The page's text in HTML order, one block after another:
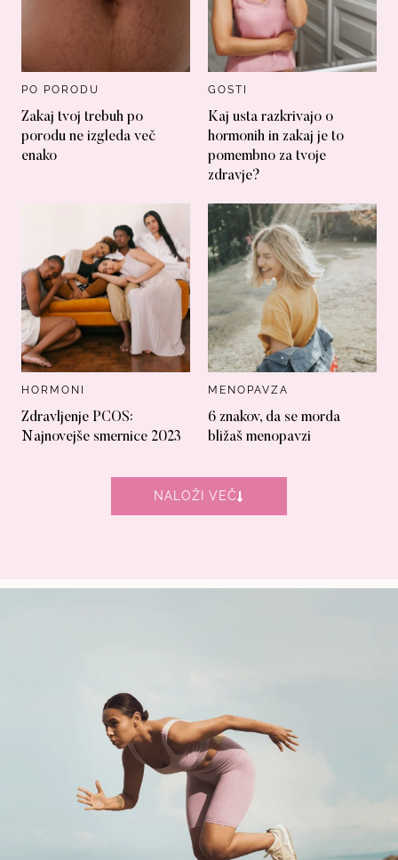
PO PORODU
Zakaj tvoj trebuh po
porodu ne izgleda več
enako
GOSTI
Kaj usta razkrivajo o
hormonih in zakaj je to
pomembno za tvoje
zdravje?
HORMONI
Zdravljenje PCOS:
Najnovejše smernice 2023
MENOPAVZA
6 znakov, da se morda
bližaš menopavzi
NALOŽI VEČ